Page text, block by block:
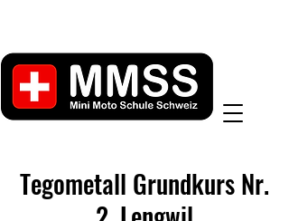
Tegometall Grundkurs Nr.